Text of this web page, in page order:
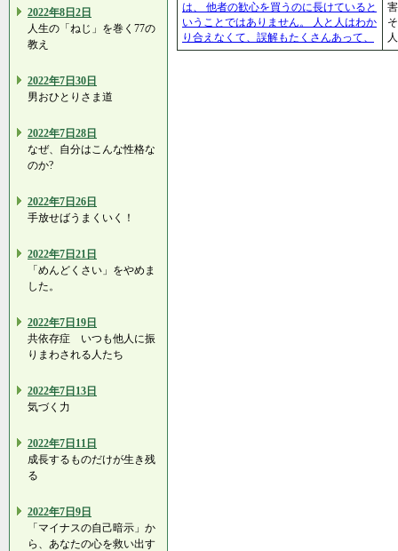
2022年8日2日
人生の「ねじ」を巻く77の
教え
2022年7日30日
男おひとりさま道
2022年7日28日
なぜ、自分はこんな性格な
のか?
2022年7日26日
手放せばうまくいく！
2022年7日21日
「めんどくさい」をやめま
した。
2022年7日19日
共依存症 いつも他人に振
りまわされる人たち
2022年7日13日
気づく力
2022年7日11日
成長するものだけが生き残
る
2022年7日9日
「マイナスの自己暗示」か
ら、あなたの心を救い出す
は、 他者の歓心を買うのに長けていると
いうことではありません。 人と人はわか
り合えなくて、誤解もたくさんあって、